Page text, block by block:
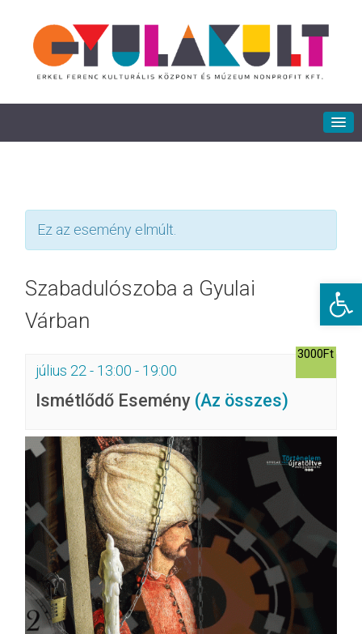
Ez az esemény elmúlt.
Szabadulószoba a Gyulai
Várban
július 22 - 13:00 - 19:00
Ismétlődő Esemény (Az összes)
3000Ft